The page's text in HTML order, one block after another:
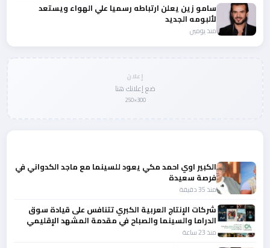
سامو زين يعلن ارتباطه رسميا علي الهواء ويستعد
لألبومه الجديد
منذ يومين
إعلان
ضع إعلانك هنا
300×250
الكبير اوي احمد مكي يعود للسينما مع ماجد الكدواني في
فرصة سعيدة
منذ 35 دقيقة
شركات الإنتاج العربية الكبري تتنافس على قيادة سوق
الدراما والسينما والصباح في مقدمة المشهد الإقليمي
منذ 23 ساعة